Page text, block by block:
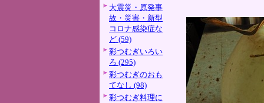
大震災・原発事
故・災害・新型
コロナ感染症な
ど (59)
彩つむぎいろい
ろ (295)
彩つむぎのおも
てなし (98)
彩つむぎ料理に